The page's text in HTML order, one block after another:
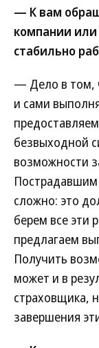
— К вам
компании
стабильно
— Дело в том,
и сами
безвыходной
возможности
сложно: это
берем все эти
предлагаем
Получить
может и в
страховщика,
завершения